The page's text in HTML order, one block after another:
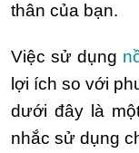
thân của bạn.
Việc sử dụng
lợi ích so với
dưới đây là
nhắc sử dụng